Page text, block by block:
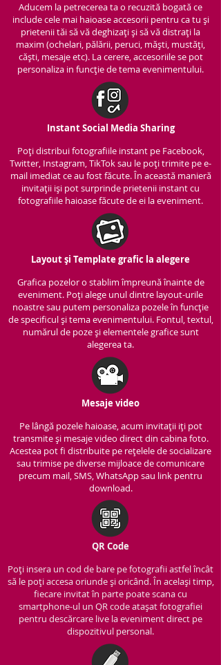
Aducem la petrecerea ta o recuzită bogată ce
include cele mai haioase accesorii pentru ca tu și
prietenii tăi să vă deghizați și să vă distrați la
maxim (ochelari, pălării, peruci, măști, mustăți,
căști, mesaje etc). La cerere, accesoriile se pot
personaliza in funcție de tema evenimentului.
Instant Social Media Sharing
Poți distribui fotografiile instant pe Facebook,
Twitter, Instagram, TikTok sau le poți trimite pe e-
mail imediat ce au fost făcute. În această manieră
invitații iși pot surprinde prietenii instant cu
fotografiile haioase făcute de ei la eveniment.
Layout și Template grafic la alegere
Grafica pozelor o stablim împreună înainte de
eveniment. Poți alege unul dintre layout-urile
noastre sau putem personaliza pozele în funcție
de specificul și tema evenimentului. Fontul, textul,
numărul de poze și elementele grafice sunt
alegerea ta.
Mesaje video
Pe lângă pozele haioase, acum invitații iți pot
transmite și mesaje video direct din cabina foto.
Acestea pot fi distribuite pe rețelele de socializare
sau trimise pe diverse mijloace de comunicare
precum mail, SMS, WhatsApp sau link pentru
download.
QR Code
Poți insera un cod de bare pe fotografii astfel încât
să le poți accesa oriunde și oricând. În același timp,
fiecare invitat în parte poate scana cu
smartphone-ul un QR code atașat fotografiei
pentru descărcare live la eveniment direct pe
dispozitivul personal.